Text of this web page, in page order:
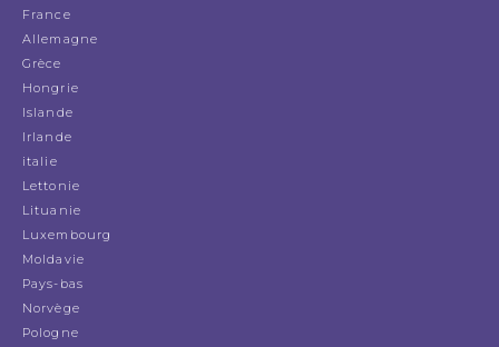
France
Allemagne
Grèce
Hongrie
Islande
Irlande
italie
Lettonie
Lituanie
Luxembourg
Moldavie
Pays-bas
Norvège
Pologne